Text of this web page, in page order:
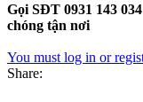
Gọi SĐT 0931 143
chóng tận nơi
You must log in or
Share: